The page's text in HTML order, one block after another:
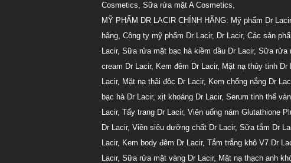
Cosmetics, Sữa rửa mặt A Cosmetics,
MỸ PHẨM DR LACIR CHÍNH HÃNG: Mỹ phẩm Dr Lacir
hãng, Công ty mỹ phẩm Dr Lacir, Dr Lacir, Các sản
Lacir, Sữa rửa mặt bạc hà kiềm dầu Dr Lacir, Sữa rửa
cream Dr Lacir, Kem đêm Dr Lacir, Mặt nạ thủy tinh Dr
Lacir, Mặt nạ thải độc Dr Lacir, Kem chống nắng Dr
bạc hà Dr Lacir, xịt khoáng Dr Lacir, Serum tinh thể
Lacir, Tẩy trang Dr Lacir, Viên uống nám Glutathione
Dr Lacir, Viên siêu dưỡng chất Dr Lacir, Sữa tắm Dr
Lacir, Kem body đêm Dr Lacir, Tắm trắng khô V7 Dr
Lacir, Sữa rửa mặt vàng Dr Lacir, Mặt nạ thạch anh